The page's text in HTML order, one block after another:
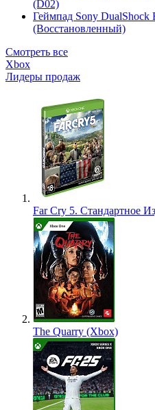
(D02)
Геймпад Sony
(Восстановленный)
Смотреть все
Xbox
Лидеры продаж
Far Cry 5. Стандартное
The Quarry (Xbox)